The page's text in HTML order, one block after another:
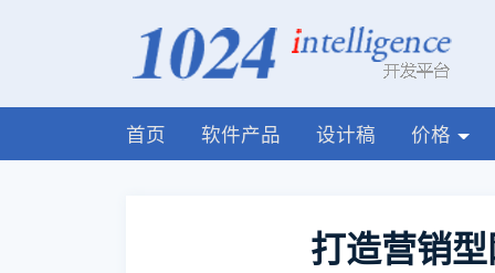
首页 软件产品 设计稿 价格
打造营销